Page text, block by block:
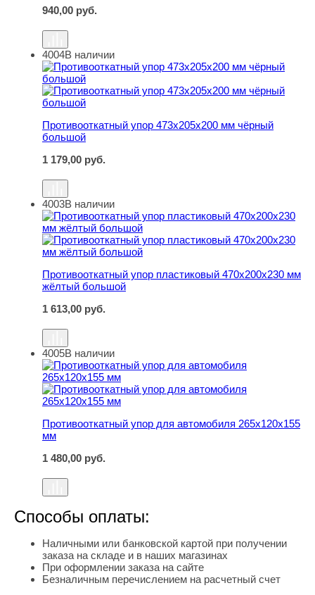
940,00 руб.
Противооткатный упор 473х205х200 мм чёрный
4004В наличии
Противооткатный упор 473х205х200 мм чёрный
большой
1 179,00 руб.
Противооткатный упор пластиковый 470х200х230 мм
4003В наличии
Противооткатный упор пластиковый 470х200х230 мм
жёлтый большой
1 613,00 руб.
Противооткатный упор для автомобиля 265х120х155
4005В наличии
Противооткатный упор для автомобиля 265х120х155
мм
1 480,00 руб.
Способы оплаты:
Наличными или банковской картой при получении
заказа на складе и в наших магазинах
При оформлении заказа на сайте
Безналичным перечислением на расчетный счет